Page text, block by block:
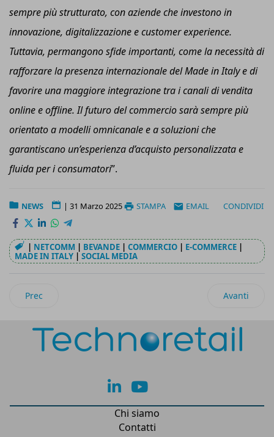
sempre più strutturato, con aziende che investono in
innovazione, digitalizzazione e customer experience.
Tuttavia, permangono sfide importanti, come la necessità di
rafforzare la presenza internazionale del Made in Italy e di
favorire una maggiore integrazione tra i canali di vendita
online e offline. Il futuro del commercio sarà sempre più
orientato a modelli omnicanale e a soluzioni che
garantiscano un’esperienza d’acquisto personalizzata e
fluida per i consumatori”.
NEWS | 31 Marzo 2025 STAMPA EMAIL CONDIVIDI
| NETCOMM | BEVANDE | COMMERCIO | E-COMMERCE |
MADE IN ITALY | SOCIAL MEDIA
Articolo precedente: Logicor chiude il 2024 in crescita e si
Prec Articolo
Avanti
lk yt
Chi siamo
Contatti